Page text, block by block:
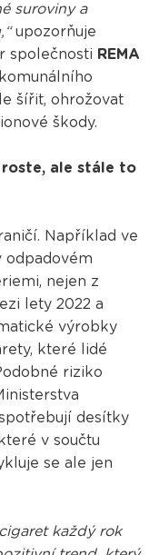
suroviny a
upozorňuje
společnosti REMA
šířit, ohrožovat
škody.
ale stále to
Například ve
odpadovém
nejen z
lety 2022 a
výrobky
které lidé
riziko
desítky
v součtu
se ale jen
každý rok